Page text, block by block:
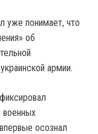
уже понимает, что
об
армии.
военных
осознал